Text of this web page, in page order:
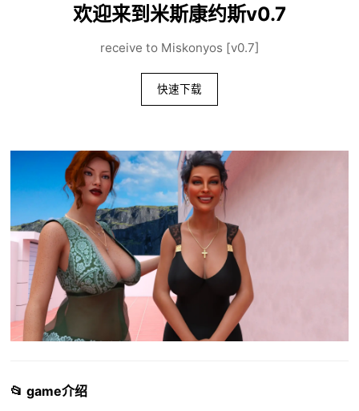
欢迎来到米斯康约斯v0.7
receive to Miskonyos [v0.7]
快速下载
📂 game介绍